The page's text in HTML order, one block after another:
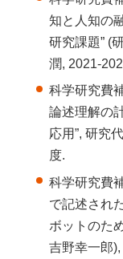
知と人知の
研究課題” (
潤, 2021-
科学研究費
論述理解の
応用”, 研究
度.
科学研究費
で記述され
ボットのた
吉野幸一郎